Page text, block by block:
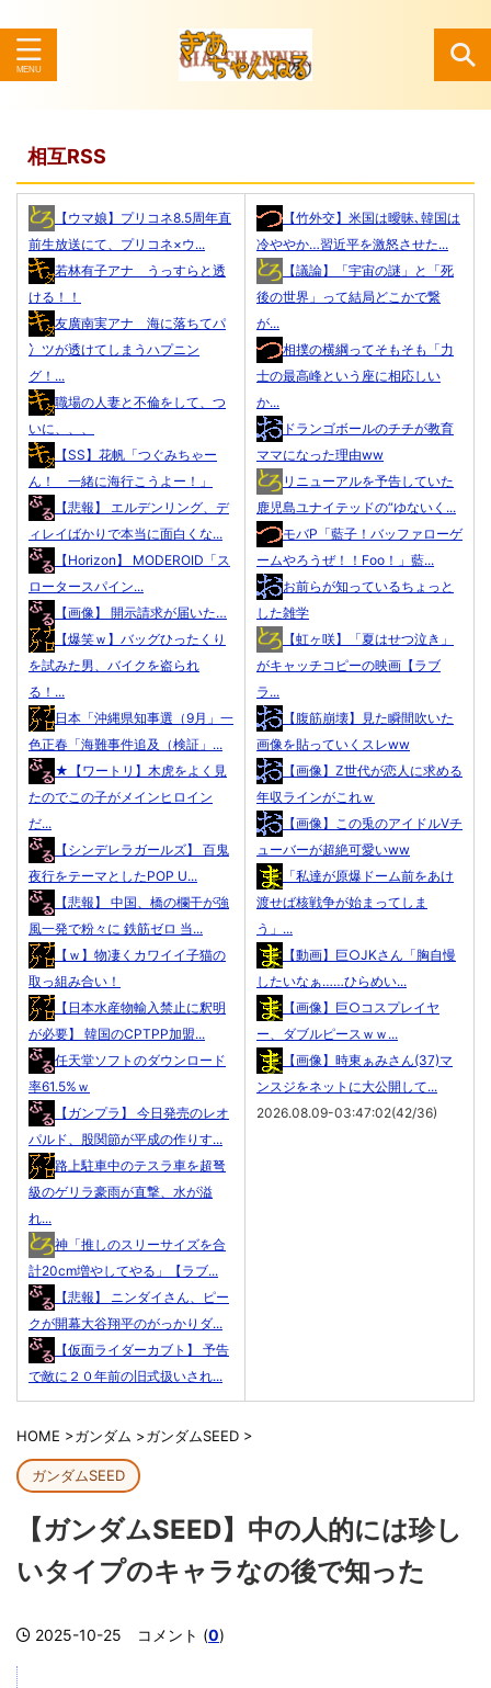
検索
相互RSS
【ウマ娘】プリコネ8.5周年直
前生放送にて、プリコネ×ウ...
若林有子アナ うっすらと透
ける！！
友廣南実アナ 海に落ちてパ
冫ツが透けてしまうハプニン
グ！...
職場の人妻と不倫をして、つ
いに、、、
【SS】花帆「つぐみちゃー
ん！ 一緒に海行こうよー！」
【悲報】 エルデンリング、デ
ィレイばかりで本当に面白くな...
【Horizon】 MODEROID「ス
ロータースパイン...
【画像】 開示請求が届いた…
【爆笑ｗ】バッグひったくり
を試みた男、バイクを盗られ
る！...
日本「沖縄県知事選（9月」一
色正春「海難事件追及（検証」...
★【ワートリ】木虎をよく見
たのでこの子がメインヒロイン
だ...
【シンデレラガールズ】 百鬼
夜行をテーマとしたPOP U...
【悲報】 中国、橋の欄干が強
風一発で粉々に 鉄筋ゼロ 当...
【ｗ】物凄くカワイイ子猫の
取っ組み合い！
【日本水産物輸入禁止に釈明
が必要】 韓国のCPTPP加盟...
任天堂ソフトのダウンロード
率61.5%ｗ
【ガンプラ】 今日発売のレオ
パルド、股関節が平成の作りす...
路上駐車中のテスラ車を超弩
級のゲリラ豪雨が直撃、水が溢
れ...
神「推しのスリーサイズを合
計20cm増やしてやる」【ラブ...
【悲報】 ニンダイさん、ピー
クが開幕大谷翔平のがっかりダ...
【仮面ライダーカブト】 予告
で敵に２０年前の旧式扱いされ...
【竹外交】米国は曖昧､韓国は
冷ややか…習近平を激怒させた...
【議論】「宇宙の謎」と「死
後の世界」って結局どこかで繋
が...
相撲の横綱ってそもそも「力
士の最高峰という座に相応しい
か...
ドランゴボールのチチが教育
ママになった理由ww
リニューアルを予告していた
鹿児島ユナイテッドの“ゆないく...
モバP「藍子！バッファローゲ
ームやろうぜ！！Foo！」藍...
お前らが知っているちょっと
した雑学
【虹ヶ咲】「夏はせつ泣き」
がキャッチコピーの映画【ラブ
ラ...
【腹筋崩壊】見た瞬間吹いた
画像を貼っていくスレww
【画像】Z世代が恋人に求める
年収ラインがこれｗ
【画像】この兎のアイドルVチ
ューバーが超絶可愛いww
「私達が原爆ドーム前をあけ
渡せば核戦争が始まってしま
う」...
【動画】巨○JKさん「胸自慢
したいなぁ……ひらめい...
【画像】巨○コスプレイヤ
ー、ダブルピースｗｗ...
【画像】時東ぁみさん(37)マ
ンスジをネットに大公開して...
2026.08.09-03:47:02(42/36)
HOME >ガンダム >ガンダムSEED >
ガンダムSEED
【ガンダムSEED】中の人的には珍し
いタイプのキャラなの後で知った
2025-10-25 コメント (0)